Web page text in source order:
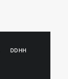
DDHH